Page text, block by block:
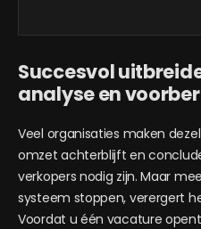
Succesvol
analyse en
Veel organisaties maken
omzet achterblijft en
verkopers nodig zijn. Maar
systeem stoppen, verergert
Voordat u één vacature